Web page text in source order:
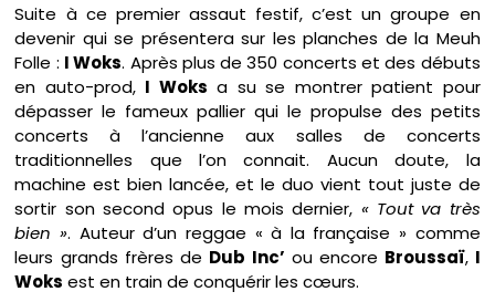
Suite à ce premier assaut festif, c’est un groupe en
devenir qui se présentera sur les planches de la Meuh
Folle : I Woks. Après plus de 350 concerts et des débuts
en auto-prod, I Woks a su se montrer patient pour
dépasser le fameux pallier qui le propulse des petits
concerts à l’ancienne aux salles de concerts
traditionnelles que l’on connait. Aucun doute, la
machine est bien lancée, et le duo vient tout juste de
sortir son second opus le mois dernier, « Tout va très
bien ». Auteur d’un reggae « à la française » comme
leurs grands frères de Dub Inc’ ou encore Broussaï, I
Woks est en train de conquérir les cœurs.